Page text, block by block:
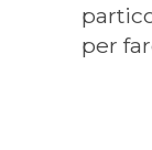
per